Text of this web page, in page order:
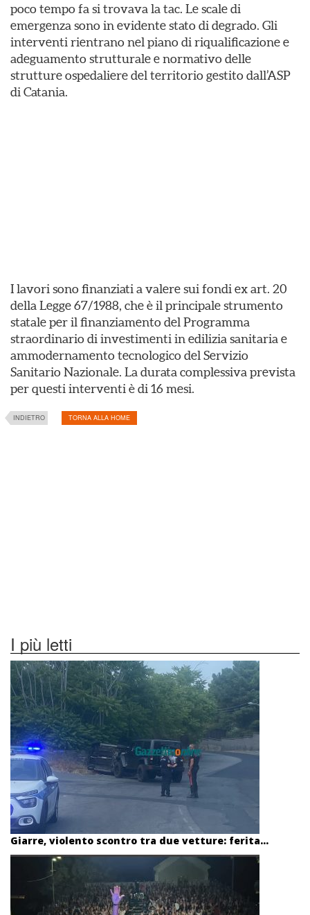
poco tempo fa si trovava la tac. Le scale di
emergenza sono in evidente stato di degrado. Gli
interventi rientrano nel piano di riqualificazione e
adeguamento strutturale e normativo delle
strutture ospedaliere del territorio gestito dall’ASP
di Catania.
I lavori sono finanziati a valere sui fondi ex art. 20
della Legge 67/1988, che è il principale strumento
statale per il finanziamento del Programma
straordinario di investimenti in edilizia sanitaria e
ammodernamento tecnologico del Servizio
Sanitario Nazionale. La durata complessiva prevista
per questi interventi è di 16 mesi.
INDIETRO TORNA ALLA HOME
I più letti
Giarre, violento scontro tra due vetture: ferita...